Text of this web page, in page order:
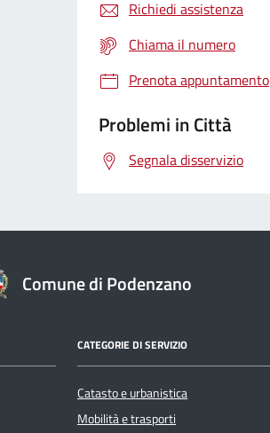
Richiedi assistenza
Chiama il numero
Prenota appuntamento
Problemi in Città
Segnala disservizio
Comune di Podenzano
CATEGORIE DI SERVIZIO
Catasto e urbanistica
Mobilità e trasporti